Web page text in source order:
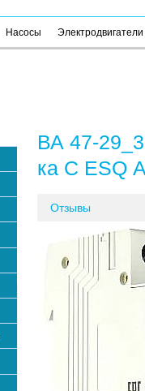
Насосы Электродвигатели
ВА 47-
ка С ESQ
Отзывы